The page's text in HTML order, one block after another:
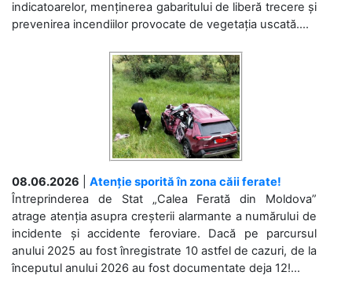
indicatoarelor, menținerea gabaritului de liberă trecere și
prevenirea incendiilor provocate de vegetația uscată....
08.06.2026
Atenție sporită în zona căii ferate!
Întreprinderea de Stat „Calea Ferată din Moldova”
atrage atenția asupra creșterii alarmante a numărului de
incidente și accidente feroviare. Dacă pe parcursul
anului 2025 au fost înregistrate 10 astfel de cazuri, de la
începutul anului 2026 au fost documentate deja 12!...